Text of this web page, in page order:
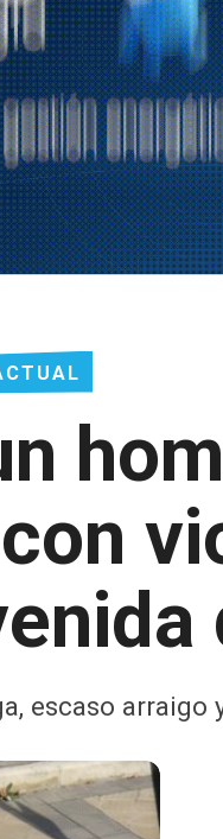
escaso